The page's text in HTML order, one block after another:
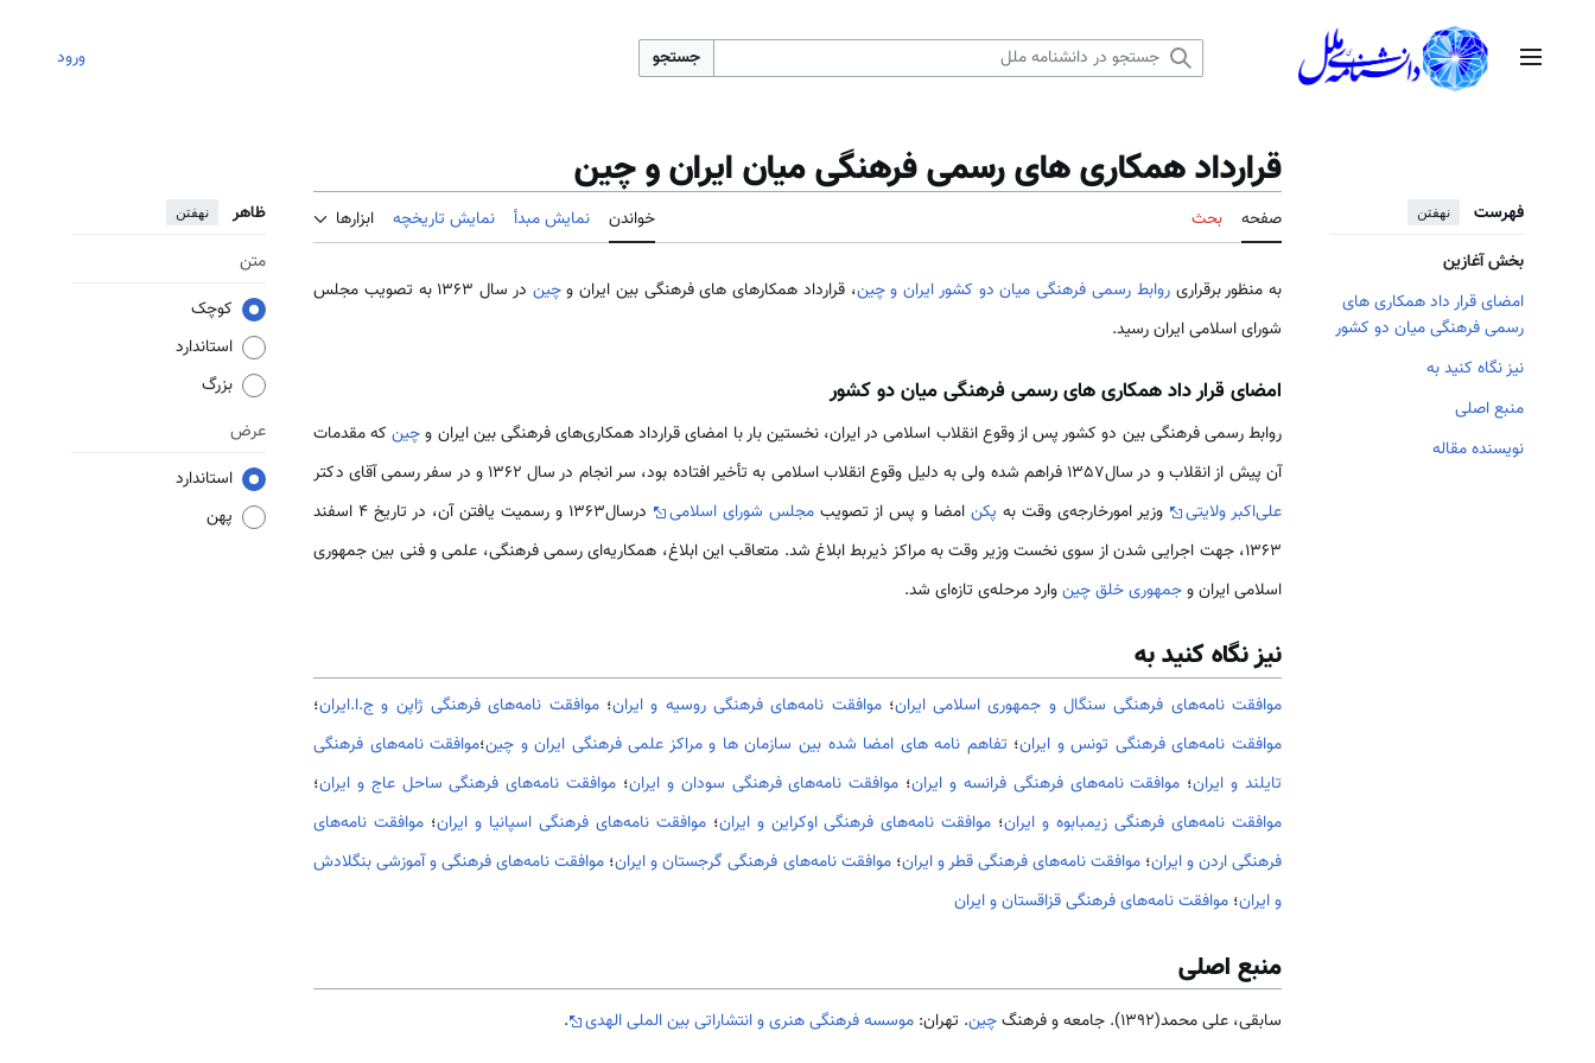
منوی اصلی جستجو ورود
فهرست نهفتن
بخش آغازین
امضای قرار داد همکاری های
رسمی فرهنگی میان دو کشور
نیز نگاه کنید به
منبع اصلی
نویسنده مقاله
قرارداد همکاری های رسمی فرهنگی میان ایران و چین
صفحه بحث خواندن نمایش مبدأ نمایش تاریخچه ابزارها ظاهر نهفتن
متن
کوچک
استاندارد
بزرگ
عرض
استاندارد
پهن
به منظور برقراریروابط رسمی فرهنگی میان دو کشور ایران و چین، قرارداد همکارهای های فرهنگی بین ایران وچین
در سال 1363 به تصویب مجلس
شورای اسلامی ایران رسید.
امضای قرار داد همکاری های رسمی فرهنگی میان دو کشور
روابط رسمی فرهنگی بین دو كشور پس از وقوع انقلاب اسلامی در ایران، نخستین بار با امضای قرارداد همکاری­‌های فرهنگی بین ایران وچینکه مقدمات
آن پیش از انقلاب و در سال1357 فراهم شده ولی به دلیل وقوع انقلاب اسلامی به تأخیر افتاده بود، سر انجام در سال 1362 و در سفر رسمی آقای دكتر
علی‌اكبر ولایتی
وزیر امور­خارجه­‌ی وقت به پکن امضا و پس از تصویب مجلس شورای اسلامی
درسال1363 و رسمیت یافتن آن، در تاریخ 4 اسفند
1363، جهت اجرایی شدن از سوی نخست وزیر وقت به مراکز ذیربط ابلاغ شد. متعاقب این ابلاغ، همكاری­ه‌ای رسمی فرهنگی، علمی و فنی بین جمهوری
اسلامی ایران وجمهوری خلق چینوارد مرحله­‌ی تازه‌ای شد.
نیز نگاه کنید به
موافقت نامه‌های فرهنگی سنگال و جمهوری اسلامی ایران؛موافقت نامه‌های فرهنگی روسیه و ایران؛موافقت نامه‌های فرهنگی ژاپن و ج.ا.ایران؛
موافقت نامه‌های فرهنگی تونس و ایران؛ تفاهم نامه های امضا شده بین سازمان ها و مراکز علمی فرهنگی ایران و چین؛موافقت نامه‌های فرهنگی
تایلند و ایران؛ موافقت نامه‌های فرهنگی فرانسه و ایران؛ موافقت نامه‌های فرهنگی سودان و ایران؛ موافقت نامه‌های فرهنگی ساحل عاج و ایران؛
موافقت نامه‌های فرهنگی زیمبابوه و ایران؛ موافقت نامه‌های فرهنگی اوکراین و ایران؛موافقت نامه‌های فرهنگی اسپانیا و ایران؛موافقت نامه‌های
فرهنگی اردن و ایران؛موافقت نامه‌های فرهنگی قطر و ایران؛موافقت نامه‌های فرهنگی گرجستان و ایران؛ موافقت نامه‌های فرهنگی و آموزشی بنگلادش
و ایران؛ موافقت نامه‌های فرهنگی قزاقستان و ایران
منبع اصلی
سابقی، علی محمد(1392). جامعه و فرهنگ چین. تهران: موسسه فرهنگی هنری و انتشاراتی بین الملی الهدی .